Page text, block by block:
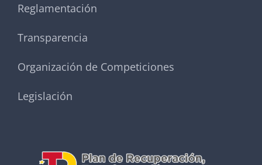
Reglamentación
Transparencia
Organización de Competiciones
Legislación